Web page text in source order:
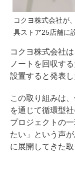
コクヨ株式会社が
具ストア25店舗に
コクヨ株式会社
ノートを回収す
設置すると発表し
この取り組みは
を通じて循環型
プロジェクトの
たい」という声
に展開してきた